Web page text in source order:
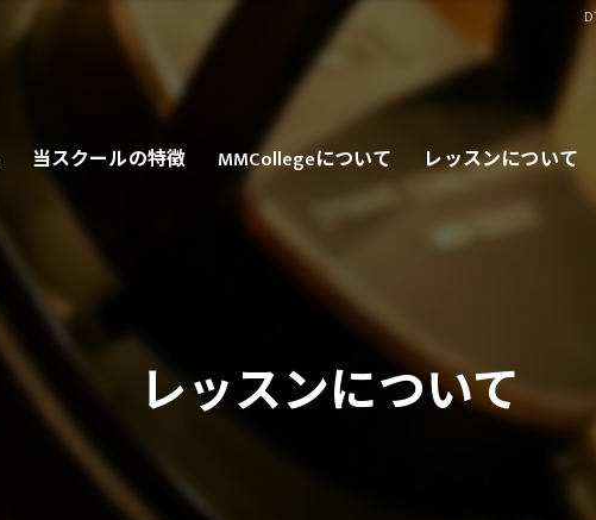
当スクールの特徴
オンライン
プロ
社会人
初心者
ボカロP
MMCollegeについて レッスンについて
レッスンについて